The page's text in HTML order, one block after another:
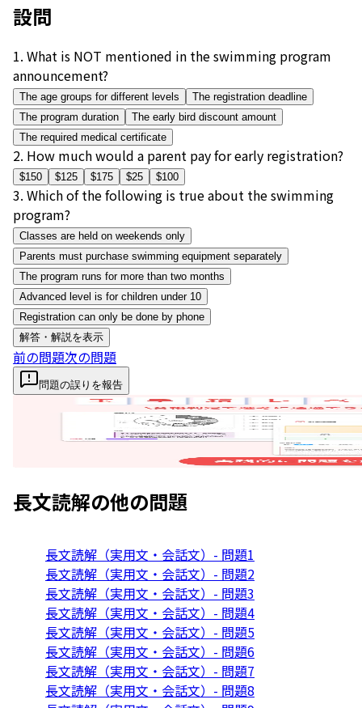
設問
1. What is NOT mentioned in the swimming program
announcement?
The age groups for different levels
The registration deadline
The program duration
The early bird discount amount
The required medical certificate
2. How much would a parent pay for early registration?
$150 $125 $175 $25 $100
3. Which of the following is true about the swimming
program?
Classes are held on weekends only
Parents must purchase swimming equipment separately
The program runs for more than two months
Advanced level is for children under 10
Registration can only be done by phone
解答・解説を表示
前の問題次の問題
問題の誤りを報告
長文読解の他の問題
長文読解（実用文・会話文）- 問題1
長文読解（実用文・会話文）- 問題2
長文読解（実用文・会話文）- 問題3
長文読解（実用文・会話文）- 問題4
長文読解（実用文・会話文）- 問題5
長文読解（実用文・会話文）- 問題6
長文読解（実用文・会話文）- 問題7
長文読解（実用文・会話文）- 問題8